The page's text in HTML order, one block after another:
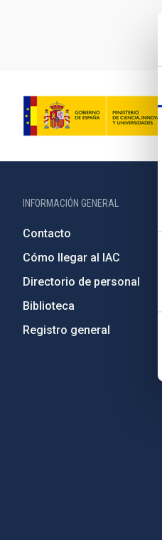
INFORMACIÓN GENERAL
Contacto
Cómo llegar al IAC
Directorio de personal
Biblioteca
Registro general